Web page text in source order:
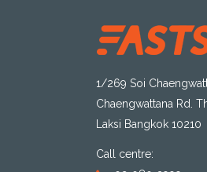
1/269 Soi
Chaengwattana Rd.
Laksi Bangkok 10210
Call centre: